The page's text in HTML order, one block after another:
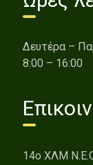
Δευτέρα –
8:00 – 16:00
14o ΧΛΜ